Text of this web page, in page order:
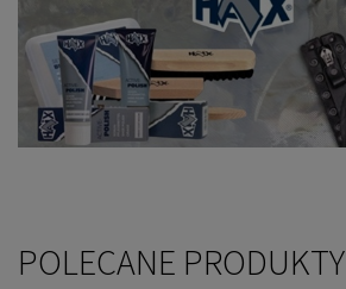
POLECANE PRODUKTY